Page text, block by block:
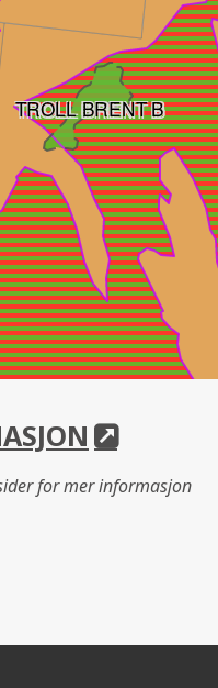
TROLL BRENT B
for mer informasjon